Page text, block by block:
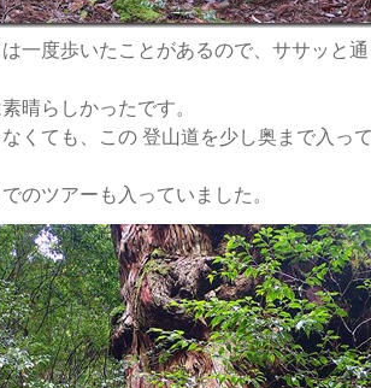
一度歩いたことがあるので、ササッと
晴らしかったです。
くても、この 登山道を少し奥まで入っ
のツアーも入っていました。